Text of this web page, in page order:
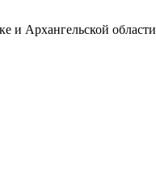
и Архангельской области